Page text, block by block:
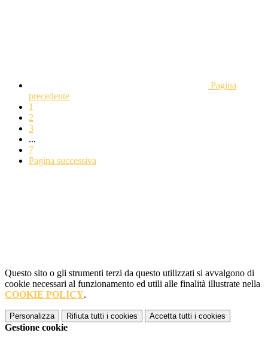
Pagina
precedente
1
2
3
...
7
Pagina successiva
Questo sito o gli strumenti terzi da questo utilizzati si avvalgono di
cookie necessari al funzionamento ed utili alle finalità illustrate nella
COOKIE POLICY.
Personalizza Rifiuta tutti i cookies Accetta tutti i cookies
Gestione cookie